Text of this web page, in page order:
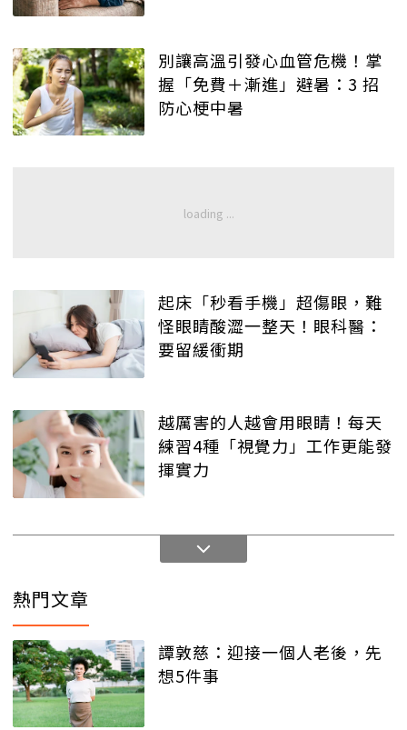
別讓高溫引發心血管危機！掌
握「免費＋漸進」避暑：3 招
防心梗中暑
起床「秒看手機」超傷眼，難
怪眼睛酸澀一整天！眼科醫：
要留緩衝期
越厲害的人越會用眼睛！每天
練習4種「視覺力」工作更能發
揮實力
熱門文章
譚敦慈：迎接一個人老後，先
想5件事